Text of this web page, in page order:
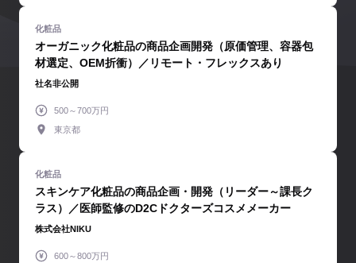
オーガニック化粧品の商品企画開発（原価管理、容器包
材選定、OEM折衝）／リモート・フレックスあり
社名非公開
500～700万円
東京都
スキンケア化粧品の商品企画・開発（リーダー～課長ク
ラス）／医師監修のD2Cドクターズコスメメーカー
株式会社NIKU
600～800万円